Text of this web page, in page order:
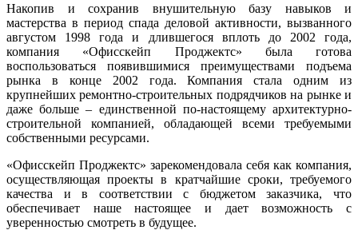
Накопив и сохранив внушительную базу навыков и
мастерства в период спада деловой активности, вызванного
августом 1998 года и длившегося вплоть до 2002 года,
компания «Офисскейп Проджектс» была готова
воспользоваться появившимися преимуществами подъема
рынка в конце 2002 года. Компания стала одним из
крупнейших ремонтно-строительных подрядчиков на рынке и
даже больше – единственной по-настоящему архитектурно-
строительной компанией, обладающей всеми требуемыми
собственными ресурсами.
«Офисскейп Проджектс» зарекомендовала себя как компания,
осуществляющая проекты в кратчайшие сроки, требуемого
качества и в соответствии с бюджетом заказчика, что
обеспечивает наше настоящее и дает возможность с
уверенностью смотреть в будущее.